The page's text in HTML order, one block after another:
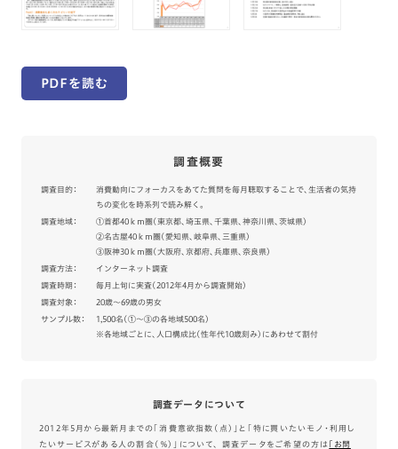
PDFを読む
調査概要
調査目的：
消費動向にフォーカスをあてた質問を毎月聴取することで、生活者の気持
ちの変化を時系列で読み解く。
調査地域：
①首都40ｋｍ圏（東京都、埼玉県、千葉県、神奈川県、茨城県）
②名古屋40ｋｍ圏（愛知県、岐阜県、三重県）
③阪神30ｋｍ圏（大阪府、京都府、兵庫県、奈良県）
調査方法： インターネット調査
調査時期： 毎月上旬に実査（2012年4月から調査開始）
調査対象： 20歳～69歳の男女
サンプル数：
1,500名（①～③の各地域500名）
※各地域ごとに、人口構成比（性年代10歳刻み）にあわせて割付
調査データについて
2012年5月から最新月までの「消費意欲指数（点）」と「特に買いたいモノ・利用し
たいサービスがある人の割合（％）」について、 調査データをご希望の方は ｢お問